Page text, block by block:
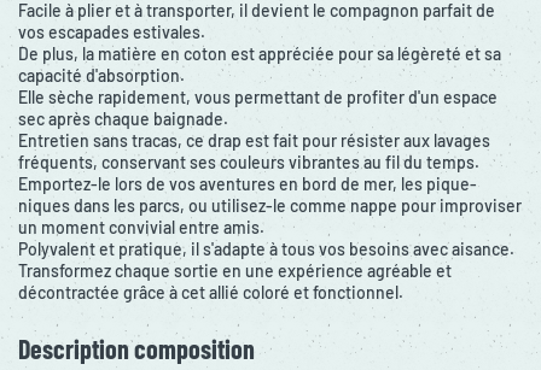
Facile à plier et à transporter, il devient le compagnon parfait de
vos escapades estivales.
De plus, la matière en coton est appréciée pour sa légèreté et sa
capacité d'absorption.
Elle sèche rapidement, vous permettant de profiter d'un espace
sec après chaque baignade.
Entretien sans tracas, ce drap est fait pour résister aux lavages
fréquents, conservant ses couleurs vibrantes au fil du temps.
Emportez-le lors de vos aventures en bord de mer, les pique-
niques dans les parcs, ou utilisez-le comme nappe pour improviser
un moment convivial entre amis.
Polyvalent et pratique, il s'adapte à tous vos besoins avec aisance.
Transformez chaque sortie en une expérience agréable et
décontractée grâce à cet allié coloré et fonctionnel.
Description composition